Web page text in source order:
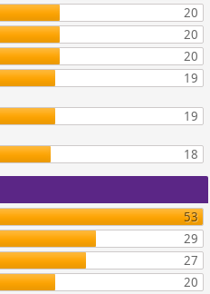
20
20
20
19
19
18
53
29
27
20